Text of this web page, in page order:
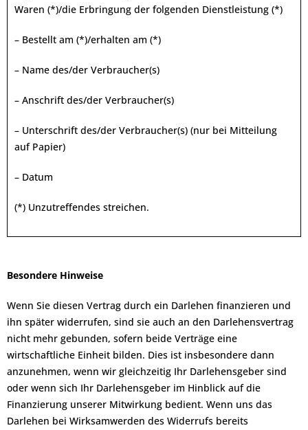
Waren (*)/die Erbringung der folgenden Dienstleistung (*)
– Bestellt am (*)/erhalten am (*)
– Name des/der Verbraucher(s)
– Anschrift des/der Verbraucher(s)
– Unterschrift des/der Verbraucher(s) (nur bei Mitteilung
auf Papier)
– Datum
(*) Unzutreffendes streichen.
Besondere Hinweise
Wenn Sie diesen Vertrag durch ein Darlehen finanzieren und
ihn später widerrufen, sind sie auch an den Darlehensvertrag
nicht mehr gebunden, sofern beide Verträge eine
wirtschaftliche Einheit bilden. Dies ist insbesondere dann
anzunehmen, wenn wir gleichzeitig Ihr Darlehensgeber sind
oder wenn sich Ihr Darlehensgeber im Hinblick auf die
Finanzierung unserer Mitwirkung bedient. Wenn uns das
Darlehen bei Wirksamwerden des Widerrufs bereits